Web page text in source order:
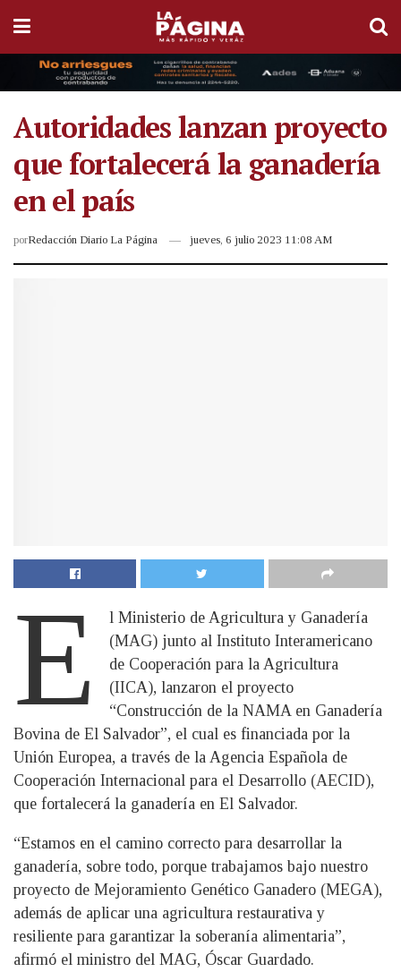
Autoridades lanzan proyecto
que fortalecerá la ganadería
en el país
porRedacción Diario La Página jueves, 6 julio 2023 11:08 AM
E
l Ministerio de Agricultura y Ganadería
(MAG) junto al Instituto Interamericano
de Cooperación para la Agricultura
(IICA), lanzaron el proyecto
“Construcción de la NAMA en Ganadería
Bovina de El Salvador”, el cual es financiada por la
Unión Europea, a través de la Agencia Española de
Cooperación Internacional para el Desarrollo (AECID),
que fortalecerá la ganadería en El Salvador.
“Estamos en el camino correcto para desarrollar la
ganadería, sobre todo, porque trabajamos bajo nuestro
proyecto de Mejoramiento Genético Ganadero (MEGA),
además de aplicar una agricultura restaurativa y
resiliente para garantizar la soberanía alimentaria”,
afirmó el ministro del MAG, Óscar Guardado.